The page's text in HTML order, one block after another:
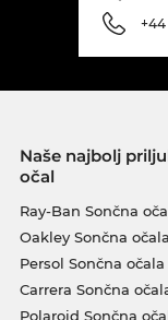
+44
Naše najbolj
očal
Ray-Ban Sončna
Oakley Sončna očala
Persol Sončna očala
Carrera Sončna
Polaroid Sončna